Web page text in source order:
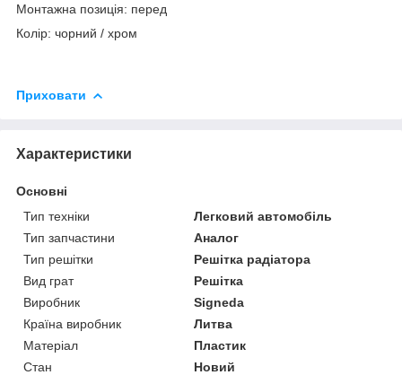
Монтажна позиція: перед
Колір: чорний / хром
Приховати
Характеристики
Основні
Тип техніки
Легковий автомобіль
Тип запчастини
Аналог
Тип решітки
Решітка радіатора
Вид грат
Решітка
Виробник
Signeda
Країна виробник
Литва
Матеріал
Пластик
Стан
Новий